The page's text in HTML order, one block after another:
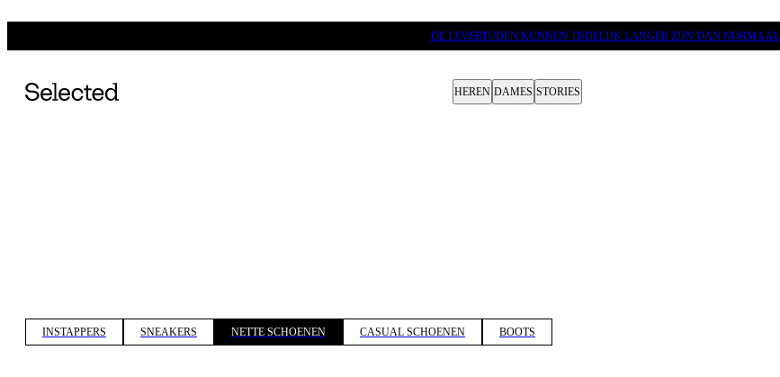
DE LEVERTIJDEN KUNNEN TIJDELIJK LANGER ZIJN DAN NORMAAL
HEREN DAMES STORIES
INSTAPPERS SNEAKERS NETTE SCHOENEN CASUAL SCHOENEN BOOTS